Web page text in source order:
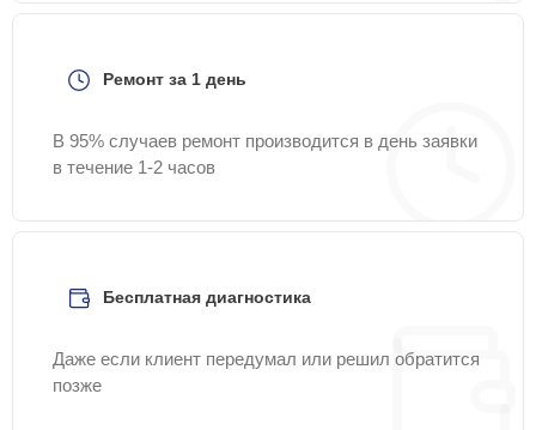
Ремонт за 1 день
В 95% случаев ремонт производится в день заявки
в течение 1-2 часов
Бесплатная диагностика
Даже если клиент передумал или решил обратится
позже